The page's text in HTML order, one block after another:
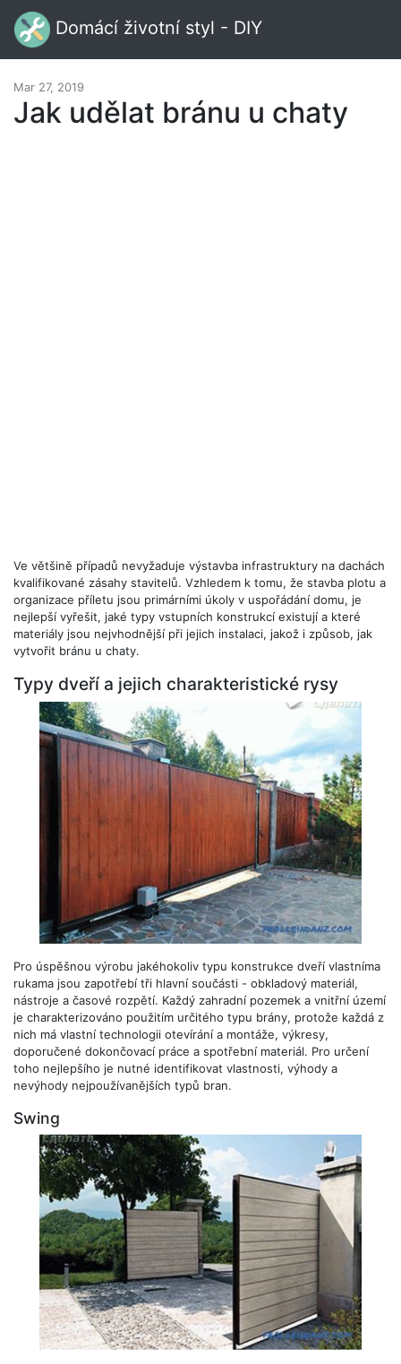
Domácí životní styl - DIY
Mar 27, 2019
Jak udělat bránu u chaty
Ve většině případů nevyžaduje výstavba infrastruktury na dachách
kvalifikované zásahy stavitelů. Vzhledem k tomu, že stavba plotu a
organizace příletu jsou primárními úkoly v uspořádání domu, je
nejlepší vyřešit, jaké typy vstupních konstrukcí existují a které
materiály jsou nejvhodnější při jejich instalaci, jakož i způsob, jak
vytvořit bránu u chaty.
Typy dveří a jejich charakteristické rysy
Pro úspěšnou výrobu jakéhokoliv typu konstrukce dveří vlastníma
rukama jsou zapotřebí tři hlavní součásti - obkladový materiál,
nástroje a časové rozpětí. Každý zahradní pozemek a vnitřní území
je charakterizováno použitím určitého typu brány, protože každá z
nich má vlastní technologii otevírání a montáže, výkresy,
doporučené dokončovací práce a spotřební materiál. Pro určení
toho nejlepšího je nutné identifikovat vlastnosti, výhody a
nevýhody nejpoužívanějších typů bran.
Swing